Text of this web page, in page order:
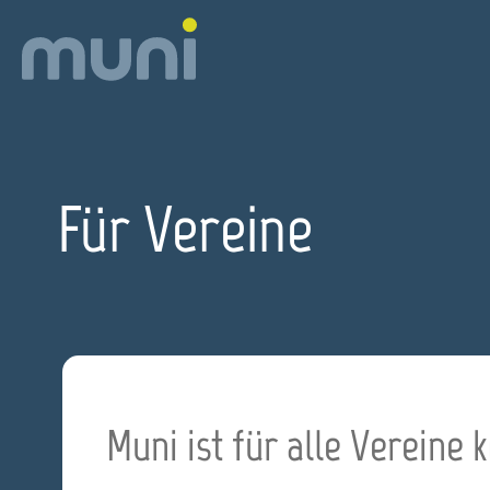
Für Vereine
Muni ist für alle Vereine